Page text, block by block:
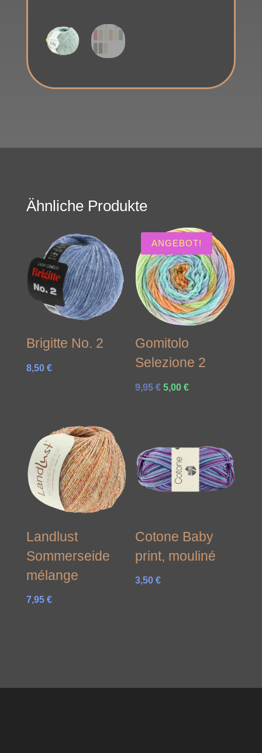
Ähnliche Produkte
Brigitte No. 2
8,50 €
ANGEBOT!
Gomitolo
Selezione 2
9,95€ Ursprünglicher
5,00€Aktueller
Landlust
Sommerseide
mélange
7,95 €
Cotone Baby
print, mouliné
3,50€